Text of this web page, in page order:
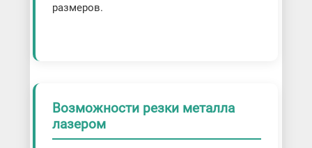
размеров.
Возможности резки металла
лазером